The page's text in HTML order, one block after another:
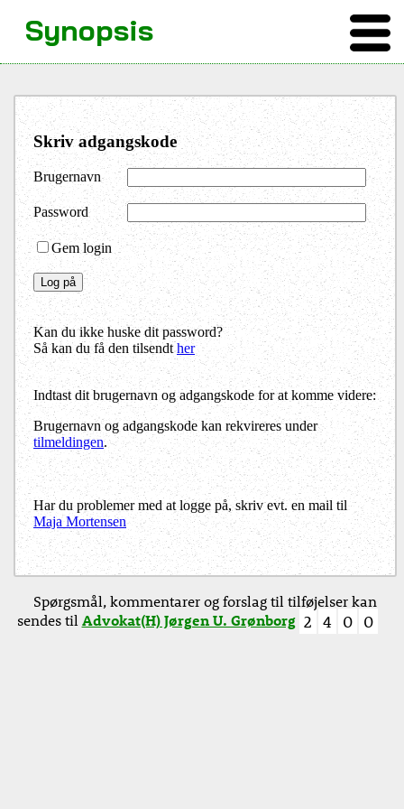
Skriv adgangskode
Brugernavn
Password
Gem login
Kan du ikke huske dit password?
Så kan du få den tilsendther
Indtast dit brugernavn og adgangskode for at komme videre:
Brugernavn og adgangskode kan rekvireres under
tilmeldingen.
Har du problemer med at logge på, skriv evt. en mail til
Maja Mortensen
Synopsis
Spørgsmål, kommentarer og forslag til tilføjelser kan
sendes tilAdvokat(H) Jørgen U. Grønborg 2 4 0 0